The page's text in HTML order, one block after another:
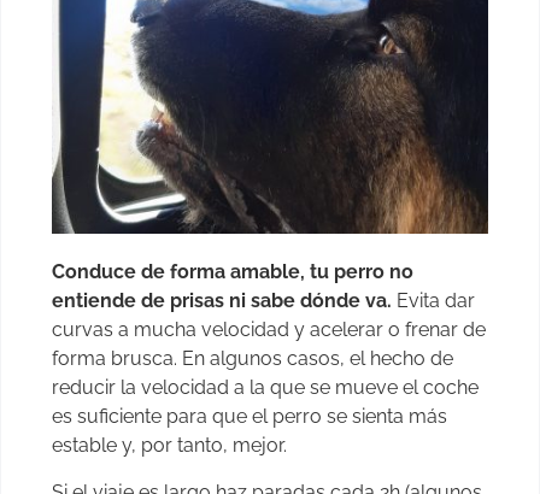
Conduce de forma amable, tu perro no
entiende de prisas ni sabe dónde va. Evita dar
curvas a mucha velocidad y acelerar o frenar de
forma brusca. En algunos casos, el hecho de
reducir la velocidad a la que se mueve el coche
es suficiente para que el perro se sienta más
estable y, por tanto, mejor.